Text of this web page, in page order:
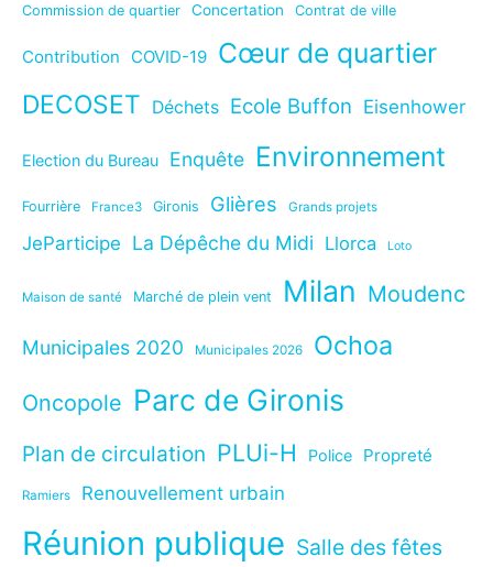
Commission de quartier Concertation Contrat de ville
Contribution COVID-19 Cœur de quartier
DECOSET Déchets Ecole Buffon Eisenhower
Election du Bureau Enquête Environnement
Fourrière France3 Gironis Glières Grands projets
JeParticipe La Dépêche du Midi Llorca Loto
Maison de santé Marché de plein vent Milan Moudenc
Municipales 2020 Municipales 2026 Ochoa
Oncopole Parc de Gironis
Plan de circulation PLUi-H Police Propreté
Ramiers Renouvellement urbain
Réunion publique Salle des fêtes